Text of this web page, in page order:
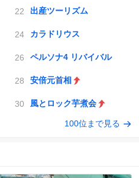
出産ツーリズム
カラドリウス
ペルソナ4 リバイバル
安倍元首相
風とロック芋煮会
100位まで見る